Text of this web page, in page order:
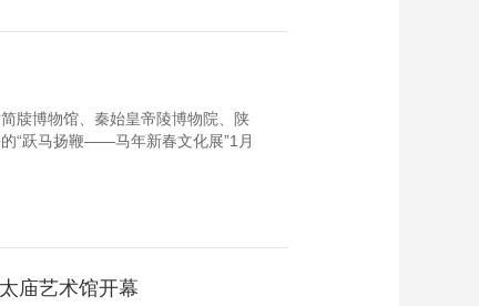
牍博物馆、秦始皇帝陵博物院、陕
“跃马扬鞭——马年新春文化展”1月
庙艺术馆开幕